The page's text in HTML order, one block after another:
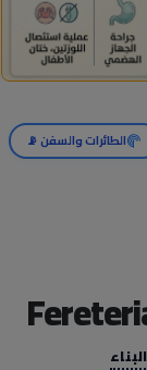
الطائرات والسفن 📡